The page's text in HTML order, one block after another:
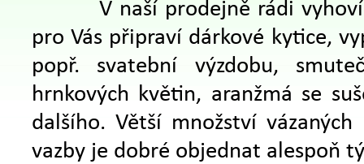
V naší prodejně rádi
pro Vás připraví dárkové kytice,
popř. svatební výzdobu,
hrnkových květin, aranžmá se
dalšího. Větší množství
vazby je dobré objednat alespoň